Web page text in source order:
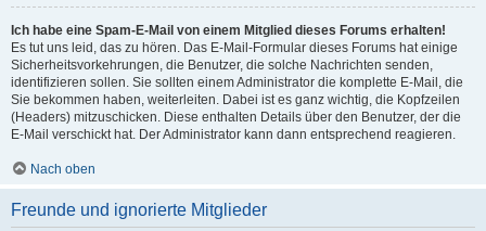
Ich habe eine Spam-E-Mail von einem Mitglied dieses Forums erhalten!
Es tut uns leid, das zu hören. Das E-Mail-Formular dieses Forums hat einige
Sicherheitsvorkehrungen, die Benutzer, die solche Nachrichten senden,
identifizieren sollen. Sie sollten einem Administrator die komplette E-Mail, die
Sie bekommen haben, weiterleiten. Dabei ist es ganz wichtig, die Kopfzeilen
(Headers) mitzuschicken. Diese enthalten Details über den Benutzer, der die
E-Mail verschickt hat. Der Administrator kann dann entsprechend reagieren.
Nach oben
Freunde und ignorierte Mitglieder